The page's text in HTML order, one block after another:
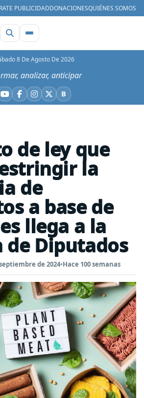
PUBLICIDADDONACIONESQUIÉNES SOMOS
8 De Agosto De 2026
analizar, anticipar
YouTube
Facebook
Instagram
X BBluesky
de ley que
la
de
a base de
llega a la
de Diputados
de 2024•Hace 100 semanas